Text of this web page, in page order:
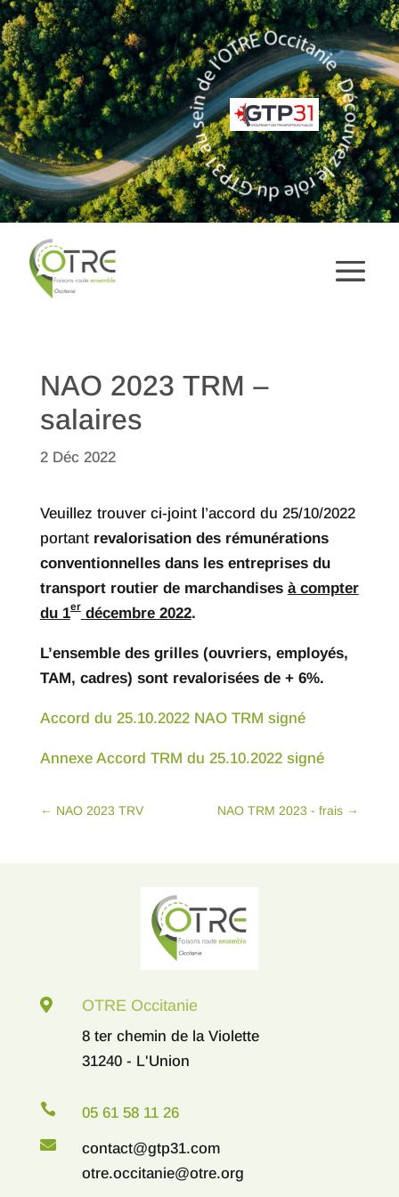
NAO 2023 TRM –
salaires
2 Déc 2022
Veuillez trouver ci-joint l’accord du 25/10/2022
portant revalorisation des rémunérations
conventionnelles dans les entreprises du
transport routier de marchandises à compter
du 1erdécembre 2022.
L’ensemble des grilles (ouvriers, employés,
TAM, cadres) sont revalorisées de + 6%.
Accord du 25.10.2022 NAO TRM signé
Annexe Accord TRM du 25.10.2022 signé
← NAO 2023 TRV NAO TRM 2023 - frais →
 OTRE Occitanie
8 ter chemin de la Violette
31240 - L'Union
 05 61 58 11 26

contact@gtp31.com
otre.occitanie@otre.org